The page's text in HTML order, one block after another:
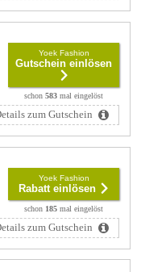
Yoek Fashion
Gutschein einlösen
schon583 mal eingelöst
zum Gutschein
Yoek Fashion
Rabatt einlösen
schon 185 mal eingelöst
zum Gutschein